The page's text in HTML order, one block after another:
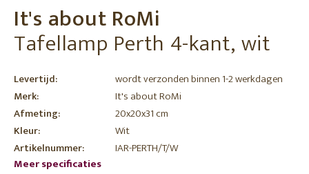
It's about RoMi
Tafellamp Perth 4-kant, wit
Levertijd:
wordt verzonden binnen 1-2 werkdagen
Merk:
It's about RoMi
Afmeting:
20x20x31 cm
Kleur:
Wit
Artikelnummer:
IAR-PERTH/T/W
Meer specificaties